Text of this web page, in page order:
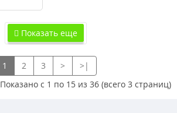
Показать еще
1 2 3 >
>|
Показано с 1 по 15 из 36 (всего 3 страниц)